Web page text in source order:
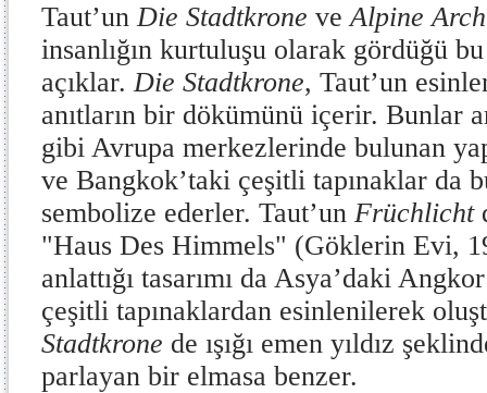
Taut’unDie Stadtkrone veAlpine
insanlığın kurtuluşu olarak gördüğü bu
açıklar.Die Stadtkrone, Taut’un
anıtların bir dökümünü içerir. Bunlar
gibi Avrupa merkezlerinde bulunan
ve Bangkok’taki çeşitli tapınaklar da
sembolize ederler. Taut’un Früchlicht
"Haus Des Himmels" (Göklerin Evi,
anlattığı tasarımı da Asya’daki
çeşitli tapınaklardan esinlenilerek
Stadtkrone de ışığı emen yıldız
parlayan bir elmasa benzer.